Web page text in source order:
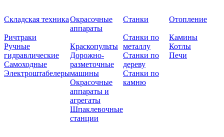
Складская техника
Ричтраки
Ручные
гидравлические
Самоходные
Электроштабелеры
Окрасочные
аппараты
Краскопульты
Дорожно-
разметочные
машины
Окрасочные
аппараты и
агрегаты
Шпаклевочные
станции
Станки
Станки по
металлу
Станки по
дереву
Станки по
камню
Отопление
Камины
Котлы
Печи